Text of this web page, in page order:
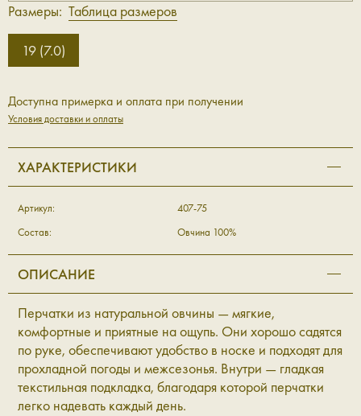
Размеры: Таблица размеров
19 (7.0)
Доступна примерка и оплата при получении
Условия доставки и оплаты
ХАРАКТЕРИСТИКИ
Артикул:
407-75
Состав:
Овчина 100%
ОПИСАНИЕ
Перчатки из натуральной овчины — мягкие,
комфортные и приятные на ощупь. Они хорошо садятся
по руке, обеспечивают удобство в носке и подходят для
прохладной погоды и межсезонья. Внутри — гладкая
текстильная подкладка, благодаря которой перчатки
легко надевать каждый день.